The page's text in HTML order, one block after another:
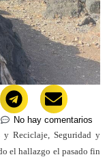
No hay comentarios
y Reciclaje, Seguridad y
el hallazgo el pasado fin